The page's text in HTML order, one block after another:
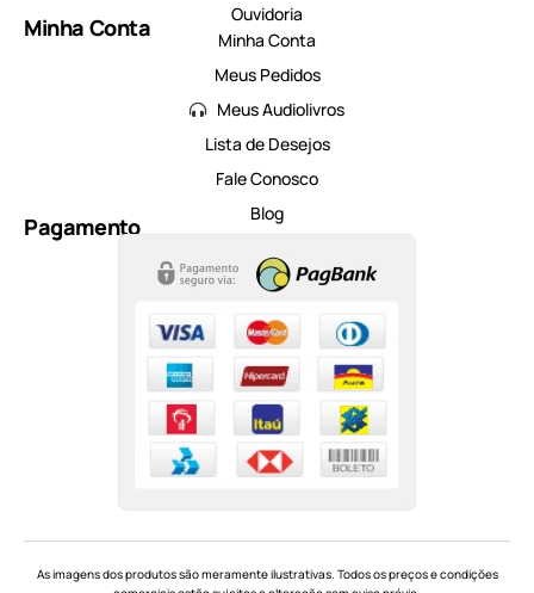
Ouvidoria
Minha Conta
Minha Conta
Meus Pedidos
Meus Audiolivros
Lista de Desejos
Fale Conosco
Blog
Pagamento
As imagens dos produtos são meramente ilustrativas. Todos os preços e condições